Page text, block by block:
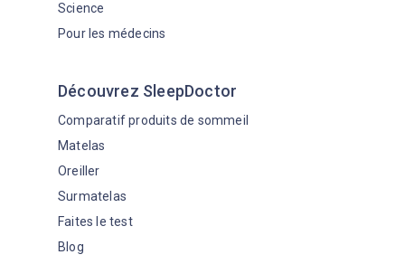
Découvrez SleepDoctor
Science
Matelas
Comparatif produits de sommeil
Oreiller
Surmatelas
Blog
Faites le test
Pour les médecins